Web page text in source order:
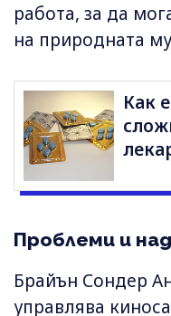
работа, за да
на природната
Как
Проблеми и
Брайън Сондер
управлява